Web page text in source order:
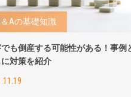
＆Aの基礎知識
も倒産する可能性がある！事例
に対策を紹介